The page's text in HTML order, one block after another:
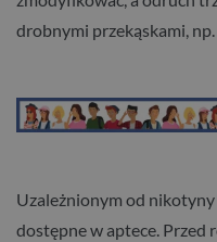
drobnymi przekąskami,
Uzależnionym od
dostępne w aptece. Przed